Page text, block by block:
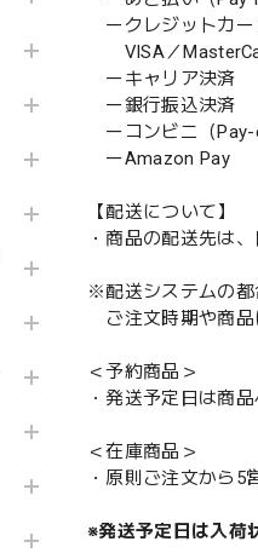
ークレジットカー
VISA／
ーキャリア決済
ー銀行振込決済
ーコンビニ（Pay-
ーAmazon Pay
【配送について】
・商品の配送先は
※配送システムの都
ご注文時期や商品
＜予約商品＞
・発送予定日は商
＜在庫商品＞
・原則ご注文から5
※発送予定日は入荷